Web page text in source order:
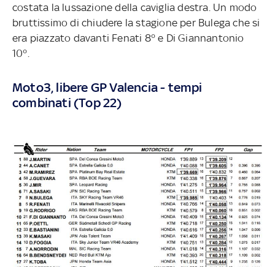
costata la lussazione della caviglia destra. Un modo
bruttissimo di chiudere la stagione per Bulega che si
era piazzato davanti Fenati 8° e Di Giannantonio
10°.
Moto3, libere GP Valencia - tempi
combinati (Top 22)